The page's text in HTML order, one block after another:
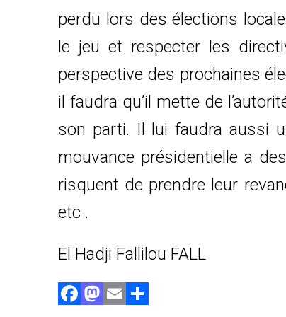
perdu lors des élections
le jeu et respecter les
perspective des prochaines
il faudra qu’il mette de
son parti. Il lui faudra aussi
mouvance présidentielle a
risquent de prendre leur
etc .
El Hadji Fallilou FALL
F M E